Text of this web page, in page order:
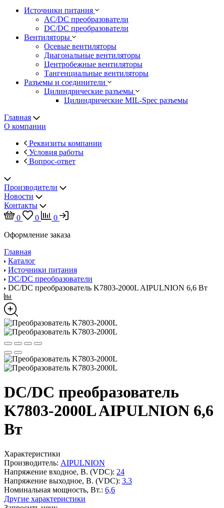
Источники питания
AC/DC преобразователи
DC/DC преобразователи
Вентиляторы
Осевые вентиляторы
Диагональные вентиляторы
Центробежные вентиляторы
Тангенциальные вентиляторы
Разъемы и соединители
Цилиндрические разъемы
Цилиндрические MIL-Spec разъемы
Главная
О компании
Реквизиты компании
Условия работы
Вопрос-ответ
Производители
Новости
Контакты
0
0
0
Оформление заказа
Главная
Каталог
Источники питания
DC/DC преобразователи
DC/DC преобразователь K7803-2000L AIPULNION 6,6 Вт
DC/DC преобразователь
K7803-2000L AIPULNION 6,6
Вт
Характеристики
Производитель: AIPULNION
Напряжение входное, В. (VDC): 24
Напряжение выходное, В. (VDC): 3.3
Номинальная мощность, Вт.: 6,6
Другие характеристики